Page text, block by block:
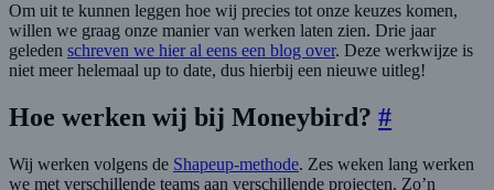
Om uit te kunnen leggen hoe wij precies tot onze keuzes komen,
willen we graag onze manier van werken laten zien. Drie jaar
geleden schreven we hier al eens een blog over. Deze werkwijze is
niet meer helemaal up to date, dus hierbij een nieuwe uitleg!
Hoe werken wij bij Moneybird? #
Wij werken volgens de Shapeup-methode. Zes weken lang werken
we met verschillende teams aan verschillende projecten. Zo’n